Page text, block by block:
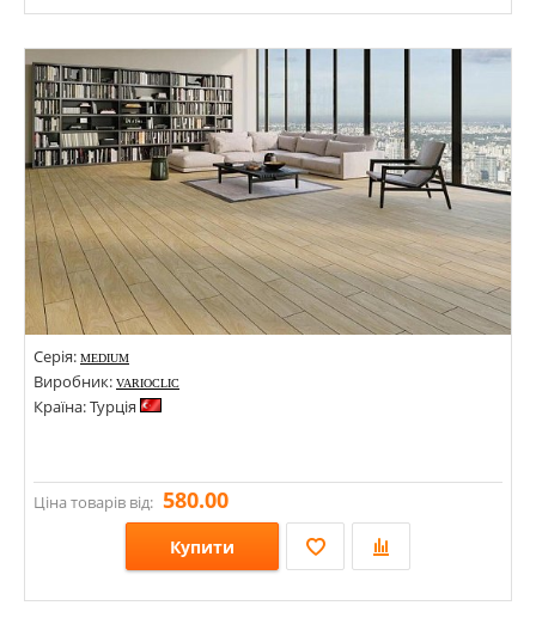
Розміри: 1288х198х8;
Стилі:
Кольори:
Серія: MEDIUM
Виробник: VARIOCLIC
Країна: Турція
Ціна товарів від: 580.00
Купити